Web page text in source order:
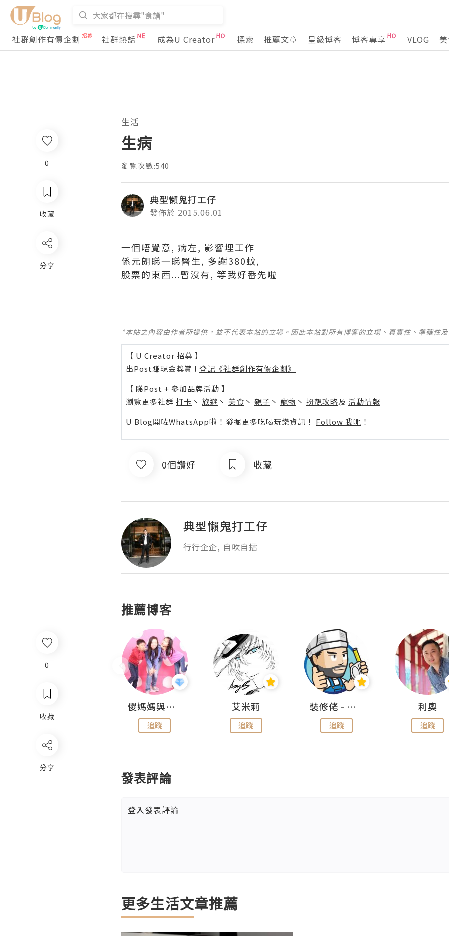
社群創作有價企劃 社群熱話 成為U Creator 探索 推薦文章 星級博客 博客專享 VLOG
0
收藏
分享
生活
生病
瀏覽次數:540
典型懶鬼打工仔
發佈於 2015.06.01
一個唔覺意, 病左, 影響埋工作
係元朗睇一睇醫生, 多謝380蚊,
股票的東西...暫沒有, 等我好番先啦
*本站之內容由作者所提供，並不代表本站的立場。因此本站對所有博客的立場、真實性、準確性
【 U Creator 招募 】
出Post賺現金獎賞 l 登記《社群創作有價企劃》
【 睇Post + 參加品牌活動 】
瀏覽更多社群 打卡 丶 旅遊 丶 美食 丶 親子 丶 寵物 丶 扮靚攻略及 活動情報
U Blog開咗WhatsApp啦！發掘更多吃喝玩樂資訊！ Follow 我哋 ！
0個讚好 收藏
典型懶鬼打工仔
行行企企, 自吹自擂
推薦博客
儍媽媽與兩隻小魔怪之家
追蹤
艾米莉
追蹤
裝修佬 - 香港一站式網上裝修平台
追蹤
利奧
追蹤
發表評論
登入發表評論
更多生活文章推薦
0
收藏
分享